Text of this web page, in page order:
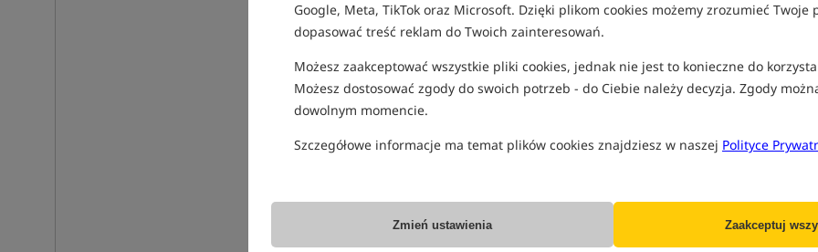
Google, Meta, TikTok oraz Microsoft. Dzięki plikom cookies możemy zrozumieć Twoje
dopasować treść reklam do Twoich zainteresowań.
Możesz zaakceptować wszystkie pliki cookies, jednak nie jest to konieczne do
Możesz dostosować zgody do swoich potrzeb - do Ciebie należy decyzja. Zgody
dowolnym momencie.
Szczegółowe informacje ma temat plików cookies znajdziesz w naszej Polityce
Zmień ustawienia Zaakceptuj
SPODZIEWANA WYSYŁKA
EAN: 5056212198177
Koniec
MOŻLIWA WYSYŁKA:OD 2
Koniec